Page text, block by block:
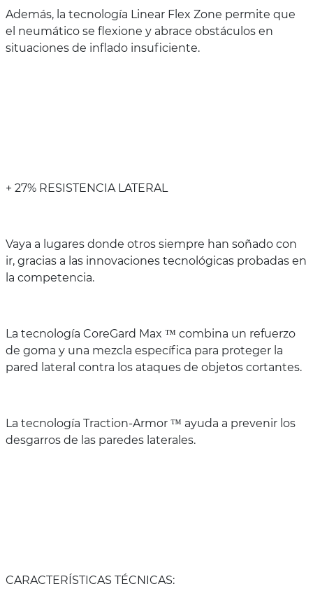
Además, la tecnología Linear Flex Zone permite que
el neumático se flexione y abrace obstáculos en
situaciones de inflado insuficiente.
+ 27% RESISTENCIA LATERAL
Vaya a lugares donde otros siempre han soñado con
ir, gracias a las innovaciones tecnológicas probadas en
la competencia.
La tecnología CoreGard Max ™ combina un refuerzo
de goma y una mezcla específica para proteger la
pared lateral contra los ataques de objetos cortantes.
La tecnología Traction-Armor ™ ayuda a prevenir los
desgarros de las paredes laterales.
CARACTERÍSTICAS TÉCNICAS: